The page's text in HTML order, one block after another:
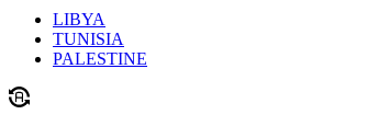
LIBYA
TUNISIA
PALESTINE